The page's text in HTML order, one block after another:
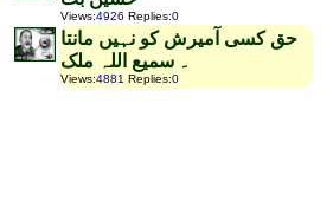
Views:4926 Replies:0
حق کسی آمیرش کو نہیں مانتا
۔ سمیع اللہ ملک
Views:4881 Replies:0